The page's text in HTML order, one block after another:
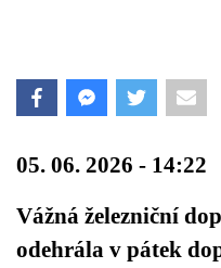
05. 06. 2026 - 14:22
Vážná železniční
odehrála v pátek